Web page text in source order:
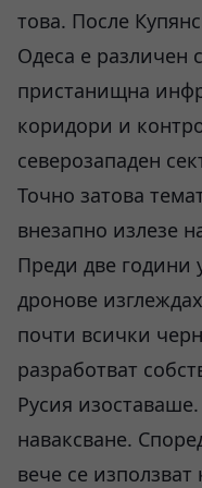
това. После
Одеса е различен
пристанищна
коридори и
северозападен
Точно затова
внезапно излезе
Преди две години
дронове
почти всички
разработват
Русия
наваксване.
вече се